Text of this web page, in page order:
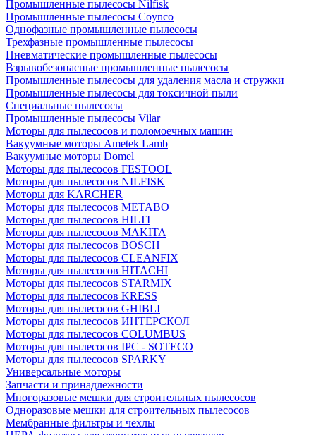
Промышленные пылесосы Nilfisk
Промышленные пылесосы Coynco
Однофазные промышленные пылесосы
Трехфазные промышленные пылесосы
Пневматические промышленные пылесосы
Взрывобезопасные промышленные пылесосы
Промышленные пылесосы для удаления масла и стружки
Промышленные пылесосы для токсичной пыли
Специальные пылесосы
Промышленные пылесосы Vilar
Моторы для пылесосов и поломоечных машин
Вакуумные моторы Ametek Lamb
Вакуумные моторы Domel
Моторы для пылесосов FESTOOL
Моторы для пылесосов NILFISK
Моторы для KARCHER
Моторы для пылесосов METABO
Моторы для пылесосов HILTI
Моторы для пылесосов MAKITA
Моторы для пылесосов BOSCH
Моторы для пылесосов CLEANFIX
Моторы для пылесосов HITACHI
Моторы для пылесосов STARMIX
Моторы для пылесосов KRESS
Моторы для пылесосов GHIBLI
Моторы для пылесосов ИНТЕРСКОЛ
Моторы для пылесосов COLUMBUS
Моторы для пылесосов IPC - SOTECO
Моторы для пылесосов SPARKY
Универсальные моторы
Запчасти и принадлежности
Многоразовые мешки для строительных пылесосов
Одноразовые мешки для строительных пылесосов
Мембранные фильтры и чехлы